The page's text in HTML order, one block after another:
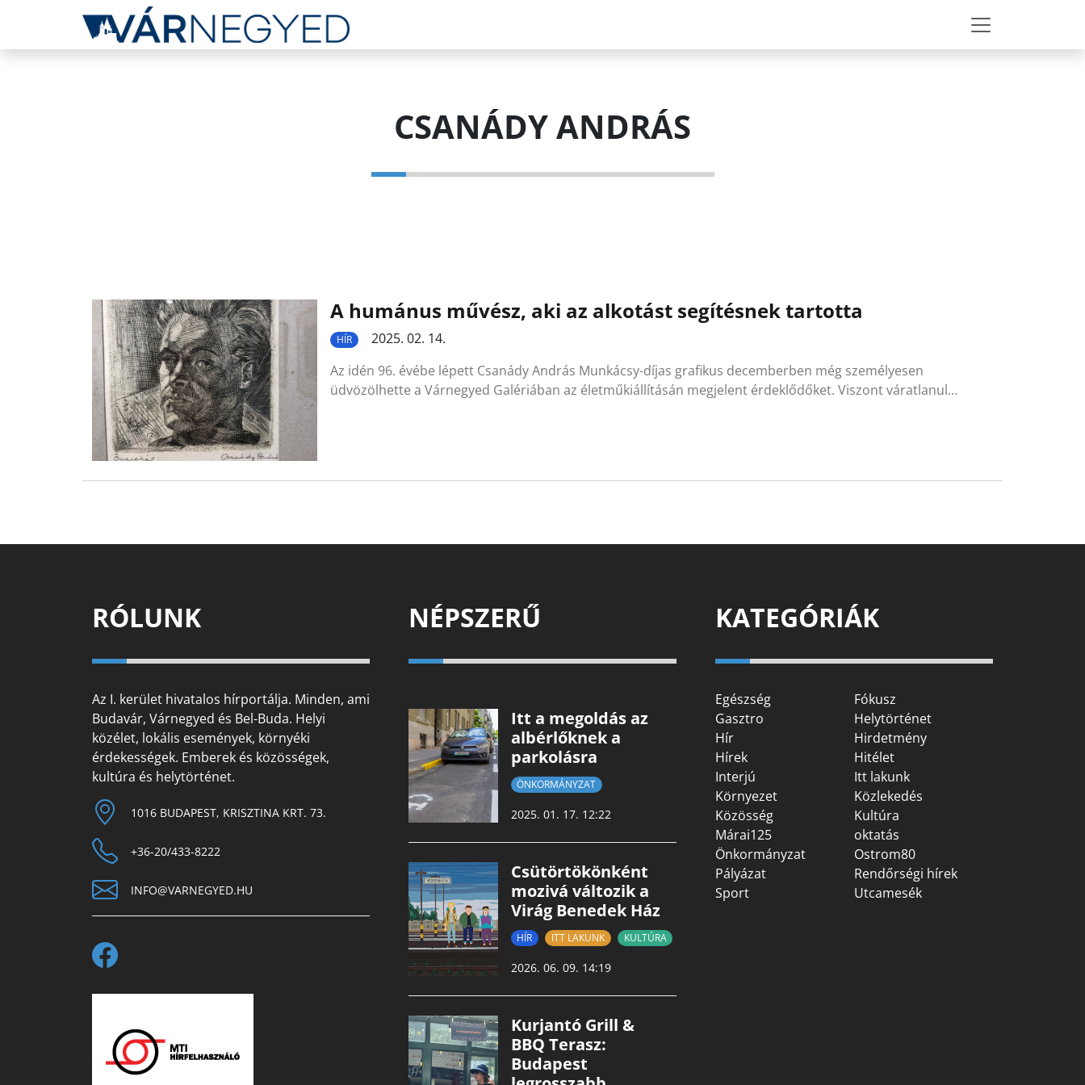
CSANÁDY ANDRÁS
A humánus művész, aki az alkotást segítésnek tartotta
HÍR
2025. 02. 14.
Az idén 96. évébe lépett Csanády András Munkácsy-díjas grafikus decemberben még személyesen
üdvözölhette a Várnegyed Galériában az életműkiállításán megjelent érdeklődőket. Viszont váratlanul…
RÓLUNK
Az I. kerület hivatalos hírportálja. Minden, ami
Budavár, Várnegyed és Bel-Buda. Helyi
közélet, lokális események, környéki
érdekességek. Emberek és közösségek,
kultúra és helytörténet.
1016 BUDAPEST, KRISZTINA KRT. 73.
+36-20/433-8222
INFO@VARNEGYED.HU
NÉPSZERŰ
Itt a megoldás az
albérlőknek a
parkolásra
ÖNKORMÁNYZAT
2025. 01. 17. 12:22
Csütörtökönként
mozivá változik a
Virág Benedek Ház
HÍR ITT LAKUNK KULTÚRA
2026. 06. 09. 14:19
Kurjantó Grill &
BBQ Terasz:
Budapest
KATEGÓRIÁK
Egészség
Fókusz
Gasztro
Helytörténet
Hír
Hirdetmény
Hírek
Hitélet
Interjú
Itt lakunk
Környezet
Közlekedés
Közösség
Kultúra
Márai125
oktatás
Önkormányzat
Ostrom80
Pályázat
Rendőrségi hírek
Sport
Utcamesék